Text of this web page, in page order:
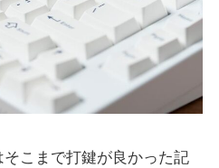
こまで打鍵が良かった記